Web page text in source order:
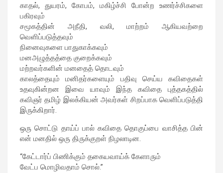
காதல், துயரம், கோபம், மகிழ்ச்சி போன்ற உணர்ச்சிகளை
பகிரவும்
சமூகத்தின் அநீதி, வலி, மாற்றம் ஆகியவற்றை
வெளிப்படுத்தவும்
நினைவுகளை பாதுகாக்கவும்
மனஅழுத்தத்தை குறைக்கவும்
மற்றவர்களின் மனதைத் தொடவும்
காலத்தையும் மனிதர்களையும் பதிவு செய்ய கவிதைகள்
உதவுகின்றன இவை யாவும் இந்த கவிதை புத்தகத்தில்
கவிஞர் தமிழ் இலக்கியன் அவர்கள் சிறப்பாக வெளிப்படுத்தி
இருக்கிறார்.
ஒரு சொட்டு தாய்ப் பால் கவிதை தொகுப்பை வாசித்த பின்
என் மனதில் ஒரு திருக்குறள் நிழலாடின.
“கேட்டார்ப் பிணிக்கும் தகையவாய்க் கேளாரும்
வேட்ப மொழிவதாம் சொல்.”